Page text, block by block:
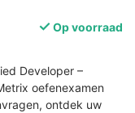
Op voorraad
Developer –
oefenexamen
ontdek uw